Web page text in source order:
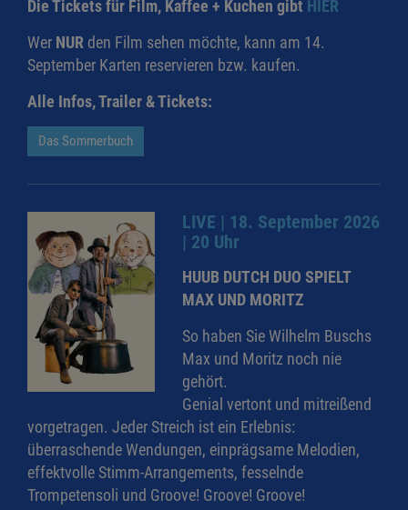
Die Tickets für Film, Kaffee + Kuchen gibt HIER
Wer NUR den Film sehen möchte, kann am 14.
September Karten reservieren bzw. kaufen.
Alle Infos, Trailer & Tickets:
Das Sommerbuch
LIVE | 18. September 2026
| 20 Uhr
HUUB DUTCH DUO SPIELT
MAX UND MORITZ
So haben Sie Wilhelm Buschs
Max und Moritz noch nie
gehört.
Genial vertont und mitreißend
vorgetragen. Jeder Streich ist ein Erlebnis:
überraschende Wendungen, einprägsame Melodien,
effektvolle Stimm-Arrangements, fesselnde
Trompetensoli und Groove! Groove! Groove!